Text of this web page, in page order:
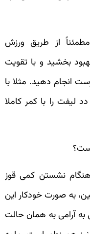
از طریق ورزش
بخشید و با تقویت
انجام دهید. مثلا با
را با کمر کاملا
نشستن کمی قوز
به صورت خودکار این
به آرامی به همان حالت